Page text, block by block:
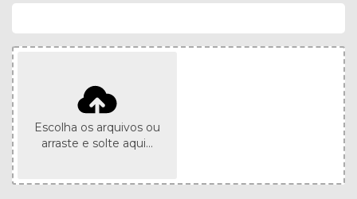
Escolha os arquivos ou
arraste e solte aqui...